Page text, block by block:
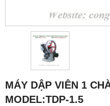
MÁY DẬP VIÊN 1
MODEL:TDP-1.5